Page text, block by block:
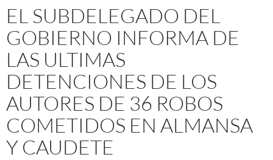
EL SUBDELEGADO DEL
GOBIERNO INFORMA DE
LAS ULTIMAS
DETENCIONES DE LOS
AUTORES DE 36 ROBOS
COMETIDOS EN ALMANSA
Y CAUDETE